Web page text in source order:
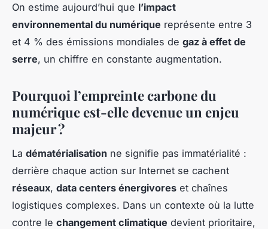
On estime aujourd’hui que l’impact
environnemental du numérique représente entre 3
et 4 % des émissions mondiales de gaz à effet de
serre, un chiffre en constante augmentation.
Pourquoi l’empreinte carbone du
numérique est-elle devenue un enjeu
majeur ?
La dématérialisation ne signifie pas immatérialité :
derrière chaque action sur Internet se cachent
réseaux, data centers énergivores et chaînes
logistiques complexes. Dans un contexte où la lutte
contre le changement climatique devient prioritaire,